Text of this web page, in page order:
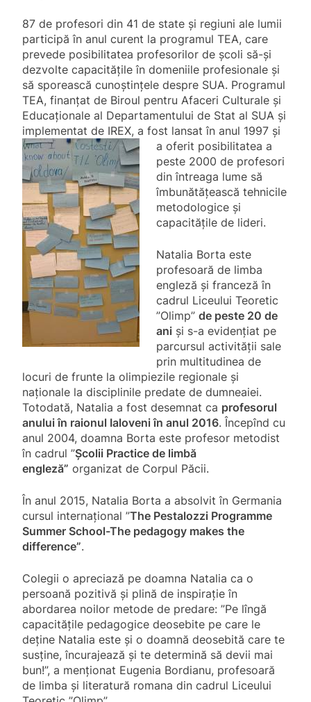
87 de profesori din 41 de state şi regiuni ale lumii
participă în anul curent la programul TEA, care
prevede posibilitatea profesorilor de şcoli să-şi
dezvolte capacităţile în domeniile profesionale şi
să sporească cunoştinţele despre SUA. Programul
TEA, finanţat de Biroul pentru Afaceri Culturale şi
Educaţionale al Departamentului de Stat al SUA şi
implementat de IREX, a fost lansat în anul 1997 şi
a oferit posibilitatea a
peste 2000 de profesori
din întreaga lume să
îmbunătăţească tehnicile
metodologice şi
capacităţile de lideri.
Natalia Borta este
profesoară de limba
engleză și franceză în
cadrul Liceului Teoretic
”Olimp” de peste 20 de
ani și s-a evidențiat pe
parcursul activității sale
prin multitudinea de
locuri de frunte la olimpiezile regionale și
naționale la disciplinile predate de dumneaiei.
Totodată, Natalia a fost desemnat ca profesorul
anului în raionul Ialoveni în anul 2016. Începînd cu
anul 2004, doamna Borta este profesor metodist
în cadrul ”Școlii Practice de limbă
engleză” organizat de Corpul Păcii.
În anul 2015, Natalia Borta a absolvit în Germania
cursul internațional ”The Pestalozzi Programme
Summer School-The pedagogy makes the
difference”.
Colegii o apreciază pe doamna Natalia ca o
persoană pozitivă și plină de inspirație în
abordarea noilor metode de predare: ”Pe lîngă
capacitățile pedagogice deosebite pe care le
deține Natalia este și o doamnă deosebită care te
susține, încurajează și te determină să devii mai
bun!”, a menționat Eugenia Bordianu, profesoară
de limba și literatură romana din cadrul Liceului